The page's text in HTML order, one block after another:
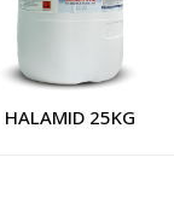
HALAMID 25KG